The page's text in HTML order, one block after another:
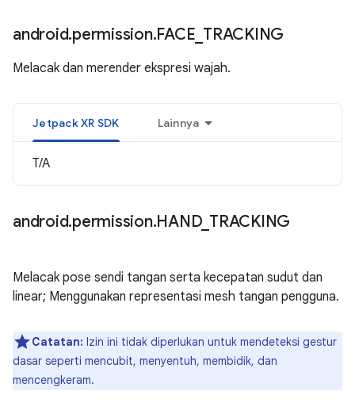
android.permission.FACE TRACKING
Melacak dan merender ekspresi wajah.
Jetpack XR SDK Lainnya
T/A
android.permission.HAND_ TRACKING
Melacak pose sendi tangan serta kecepatan sudut dan
linear; Menggunakan representasi mesh tangan pengguna.
Catatan: Izin ini tidak diperlukan untuk mendeteksi gestur
dasar seperti mencubit, menyentuh, membidik, dan
mencengkeram.